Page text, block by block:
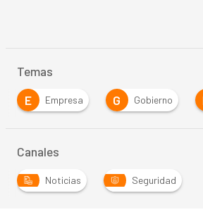
Temas
E
Empresa G Gobierno
Canales
Noticias
Seguridad